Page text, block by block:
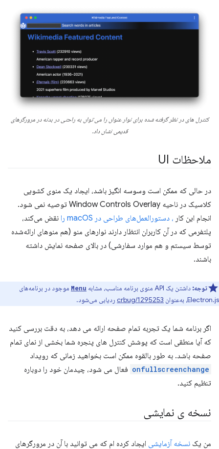
کنترل های در نظر گرفته شده برای نوار عنوان را می توان به راحتی در بدنه در مرورگرهای
قدیمی نشان داد.
ملاحظات UI
در حالی که ممکن است وسوسه انگیز باشد، ایجاد یک منوی کشویی
کلاسیک در ناحیه Window Controls Overlay توصیه نمی شود.
انجام این کار ، دستورالعمل‌های طراحی در macOS را
نقض می‌کند،
پلتفرمی که در آن کاربران انتظار دارند نوارهای منو (هم منوهای ارائه‌شده
توسط سیستم و هم موارد سفارشی) در بالای صفحه نمایش داشته
باشند.
توجه: داشتن یک API منوی برنامه مناسب، مشابه Menu موجود در برنامه‌های
Electron.js، به‌عنوان
crbug/1295253 ردیابی می‌شود.
اگر برنامه شما یک تجربه تمام صفحه ارائه می دهد، به دقت بررسی کنید
که آیا منطقی است که پوشش کنترل های پنجره شما بخشی از نمای تمام
صفحه باشد. به طور بالقوه ممکن است بخواهید زمانی که رویداد
onfullscreenchange فعال می شود، چیدمان خود را دوباره
تنظیم کنید.
نسخه ی نمایشی
من یک نسخه آزمایشی ایجاد کرده ام که می توانید با آن در مرورگرهای